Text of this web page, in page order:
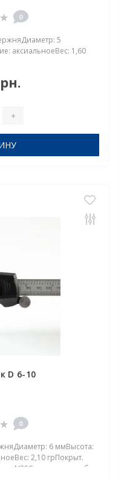
0
5
аксиальноеВес: 1,60
— компактный
+
D 6-10
0
6 ммВысота:
2,10 грПокрыт.
N38Сцепление прибл.: